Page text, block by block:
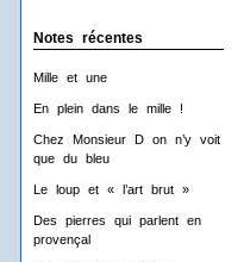
Notes récentes
Mille et une
En plein dans le mille !
Chez Monsieur D on n’y voit
que du bleu
Le loup et « l’art brut »
Des pierres qui parlent en
provençal